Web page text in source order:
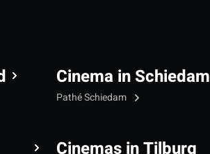
Cinema in Schiedam
Pathé Schiedam
Cinemas in Tilburg